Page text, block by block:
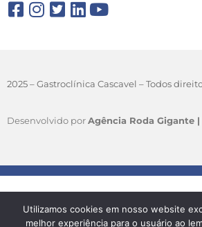
2025 – Gastroclínica Cascavel – Todos
Desenvolvido porAgência Roda Gigante |
Utilizamos cookies em nosso website
melhor experiência para o usuário ao